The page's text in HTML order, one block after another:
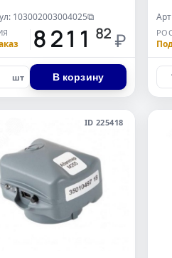
103002003004025⧉
8 211 82 ₽
шт В корзину
ID 225418